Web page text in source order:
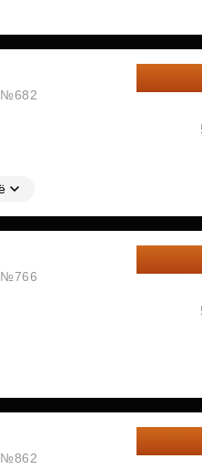
№682
№766
№862